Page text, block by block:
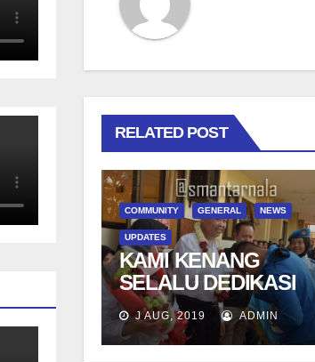
RELATED POST
COMMUNITY GENERAL NEWS
UPDATES
KAMI KENANG
SELALU DEDIKASI
DAN JASAMU,
Drs. TRI SUHARNO,
M.Pd
J AUG, 2019 ADMIN